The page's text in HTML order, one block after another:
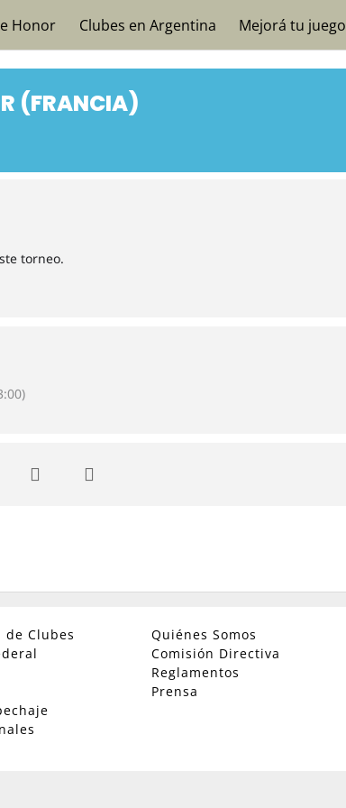
Honor Clubes en Argentina Mejorá tu juego
(FRANCIA)
torneo.
de Clubes
Quiénes Somos
Comisión Directiva
Reglamentos
Prensa